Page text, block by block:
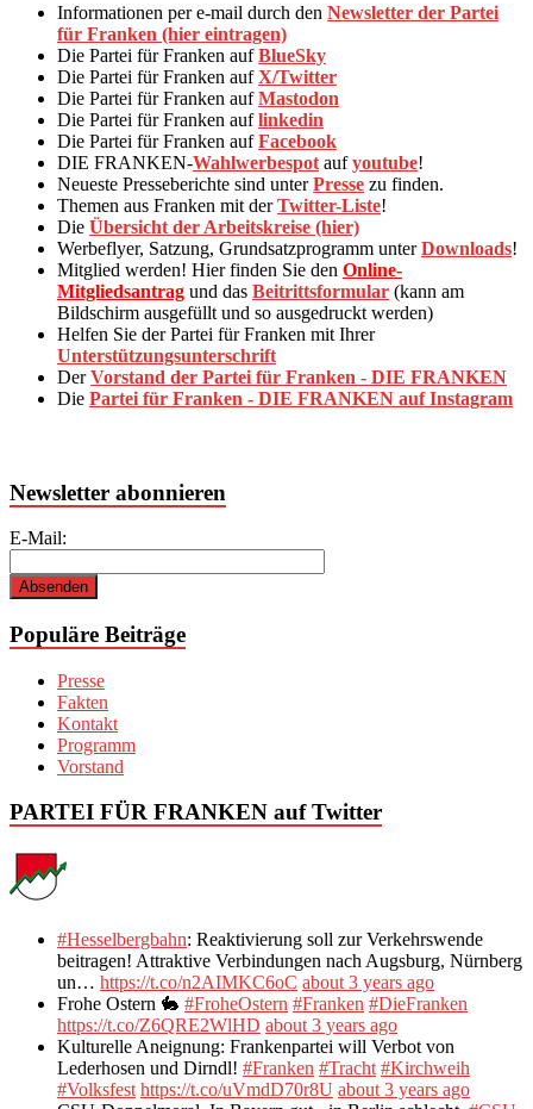
Informationen per e-mail durch den Newsletter der Partei
für Franken (hier eintragen)
Die Partei für Franken aufBlueSky
Die Partei für Franken aufX/Twitter
Die Partei für Franken aufMastodon
Die Partei für Franken auflinkedin
Die Partei für Franken aufFacebook
DIE FRANKEN-Wahlwerbespot aufyoutube!
Neueste Presseberichte sind unterPresse zu finden.
Themen aus Franken mit derTwitter-Liste!
Die Übersicht der Arbeitskreise (hier)
Werbeflyer, Satzung, Grundsatzprogramm unterDownloads!
Mitglied werden! Hier finden Sie den Online-
Mitgliedsantrag und das Beitrittsformular (kann am
Bildschirm ausgefüllt und so ausgedruckt werden)
Helfen Sie der Partei für Franken mit Ihrer
Unterstützungsunterschrift
DerVorstand der Partei für Franken - DIE FRANKEN
Die Partei für Franken - DIE FRANKEN auf Instagram
Newsletter abonnieren
E-Mail:
Populäre Beiträge
Presse
Fakten
Kontakt
Programm
Vorstand
PARTEI FÜR FRANKEN auf Twitter
#Hesselbergbahn: Reaktivierung soll zur Verkehrswende
beitragen! Attraktive Verbindungen nach Augsburg, Nürnberg
un… https://t.co/n2AIMKC6oC about 3 years ago
Frohe Ostern 🐇 #FroheOstern #Franken #DieFranken
https://t.co/Z6QRE2WlHD about 3 years ago
Kulturelle Aneignung: Frankenpartei will Verbot von
Lederhosen und Dirndl! #Franken #Tracht #Kirchweih
#Volksfest https://t.co/uVmdD70r8U about 3 years ago